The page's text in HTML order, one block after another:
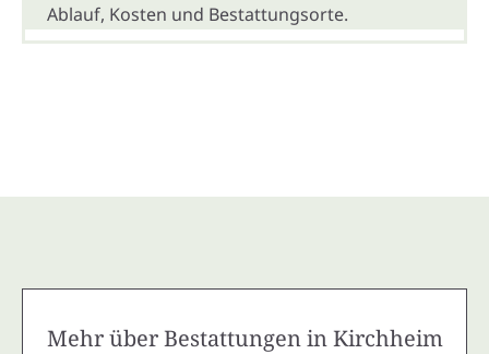
Ablauf, Kosten und Bestattungsorte.
Mehr über Bestattungen in Kirchheim